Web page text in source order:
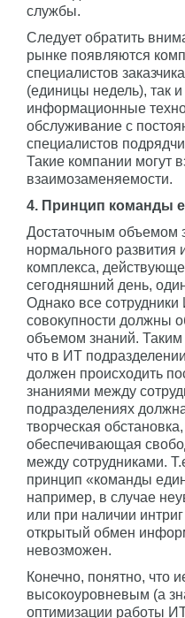
службы.
Следует обратить
рынке появляются
специалистов
(единицы недель), так
информационные
обслуживание с
специалистов
Такие компании могут
взаимозаменяемости.
4. Принцип команды
Достаточным объемом
нормального
комплекса,
сегодняшний день,
Однако все
совокупности должны
объемом знаний.
что в ИТ
должен происходить
знаниями между
подразделениях
творческая
обеспечивающая
между сотрудниками.
принцип «команды
например, в случае
или при наличии
открытый обмен
невозможен.
Конечно, понятно, что
высокоуровневым (а
оптимизации работы